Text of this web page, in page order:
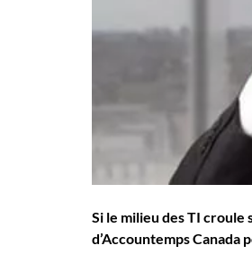
Si le milieu des TI croule
d’Accountemps Canada